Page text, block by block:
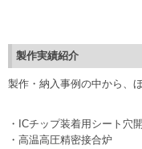
製作実績紹介
製作・納入事例の中から、
・ICチップ装着用シート穴
・高温高圧精密接合炉